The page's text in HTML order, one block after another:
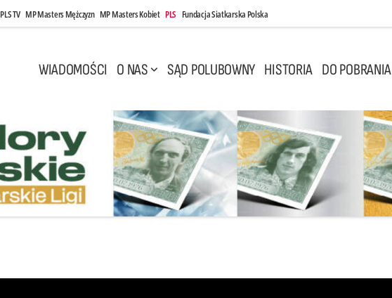
PLS TV MP Masters Mężczyzn MP Masters Kobiet PLS Fundacja Siatkarska Polska
WIADOMOŚCI O NAS SĄD POLUBOWNY HISTORIA DO POBRANIA